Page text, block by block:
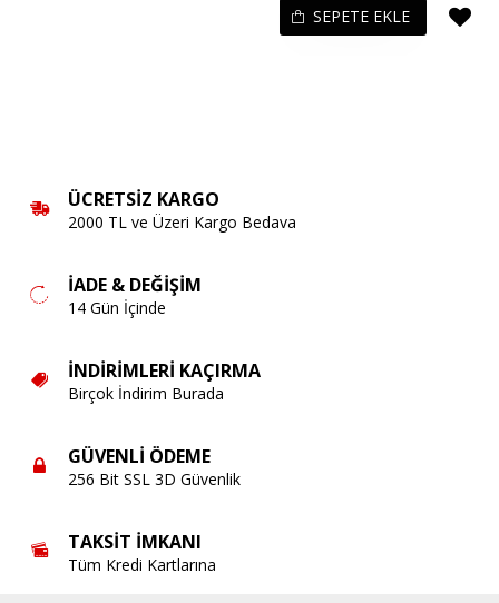
SEPETE EKLE
ÜCRETSIZ KARGO
2000 TL ve Üzeri Kargo Bedava
İADE & DEĞIŞIM
14 Gün İçinde
İNDIRIMLERI KAÇIRMA
Birçok İndirim Burada
GÜVENLI ÖDEME
256 Bit SSL 3D Güvenlik
TAKSIT İMKANI
Tüm Kredi Kartlarına